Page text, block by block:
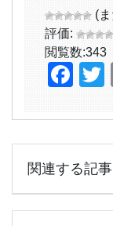
(
評価:
閲覧数:343
関連する記事